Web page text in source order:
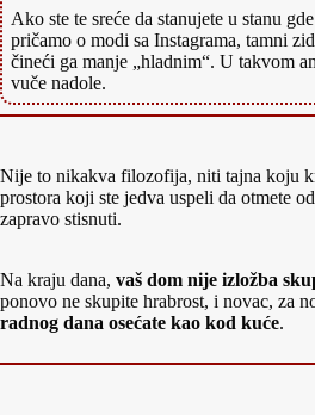
Ako ste te sreće da stanujete u stanu
pričamo o modi sa Instagrama, tamni
čineći ga manje „hladnim“. U takvom
vuče nadole.
Nije to nikakva filozofija, niti tajna koju
prostora koji ste jedva uspeli da otmete
zapravo stisnuti.
Na kraju dana, vaš dom nije izložba
ponovo ne skupite hrabrost, i novac, za
radnog dana osećate kao kod kuće.